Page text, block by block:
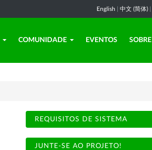
English 中文 (简体)
COMUNIDADE EVENTOS SOBRE
REQUISITOS DE SISTEMA
JUNTE-SE AO PROJETO!